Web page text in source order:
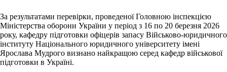
За результатами перевірки, проведеної Головною інспекцією
Міністерства оборони України у період з 16 по 20 березня 2026
року, кафедру підготовки офіцерів запасу Військово-юридичного
інституту Національного юридичного університету імені
Ярослава Мудрого визнано найкращою серед кафедр військової
підготовки в Україні.